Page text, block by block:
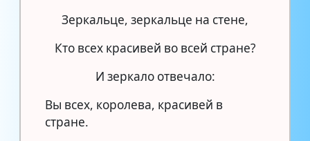
Зеркальце, зеркальце на стене,
Кто всех красивей во всей стране?
И зеркало отвечало:
Вы всех, королева, красивей в
стране.